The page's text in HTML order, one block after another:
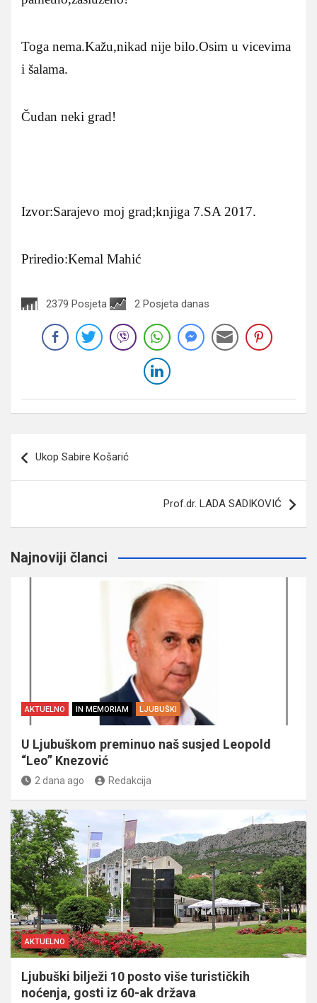
Toga nema.Kažu,nikad nije bilo.Osim u vicevima
i šalama.
Čudan neki grad!
Izvor:Sarajevo moj grad;knjiga 7.SA 2017.
Priredio:Kemal Mahić
2379 Posjeta 2 Posjeta danas
članaka
Ukop Sabire Košarić
Prof.dr. LADA SADIKOVIĆ
Najnoviji članci
AKTUELNO IN MEMORIAM LJUBUŠKI
U Ljubuškom preminuo naš susjed Leopold
“Leo” Knezović
2 dana ago Redakcija
AKTUELNO
Ljubuški bilježi 10 posto više turističkih
noćenja, gosti iz 60-ak država